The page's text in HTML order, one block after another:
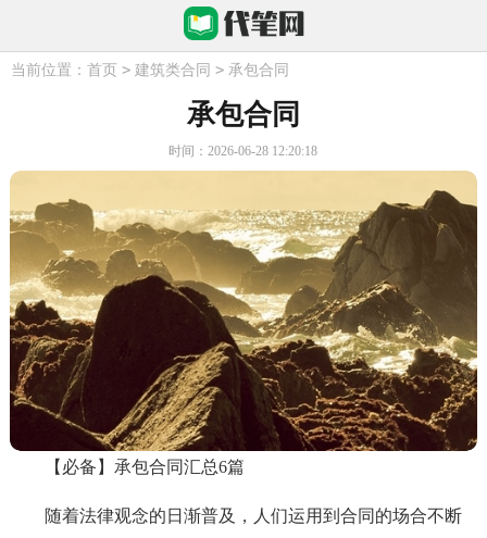
当前位置： 首页 > 建筑类合同 > 承包合同
承包合同
时间：2026-06-28 12:20:18
【必备】承包合同汇总6篇
随着法律观念的日渐普及，人们运用到合同的场合不断